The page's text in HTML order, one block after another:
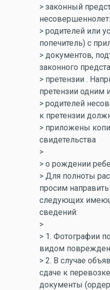
> законный
> родителей или
попечитель) с
> документов,
законного
> претензии .
претензии одним
> родителей
к претензии
> приложены
свидетельства
>
> о рождении
> Для полноты
просим
следующих
сведений:
>
> 1. Фотографии
видом
> 2. В случае
сдаче к
документы